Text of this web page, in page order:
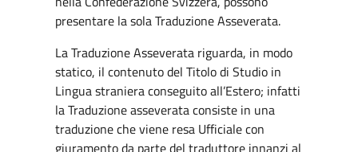
presentare la sola Traduzione Asseverata.
La Traduzione Asseverata riguarda, in modo
statico, il contenuto del Titolo di Studio in
Lingua straniera conseguito all’Estero; infatti
la Traduzione asseverata consiste in una
traduzione che viene resa Ufficiale con
giuramento da parte del traduttore innanzi al